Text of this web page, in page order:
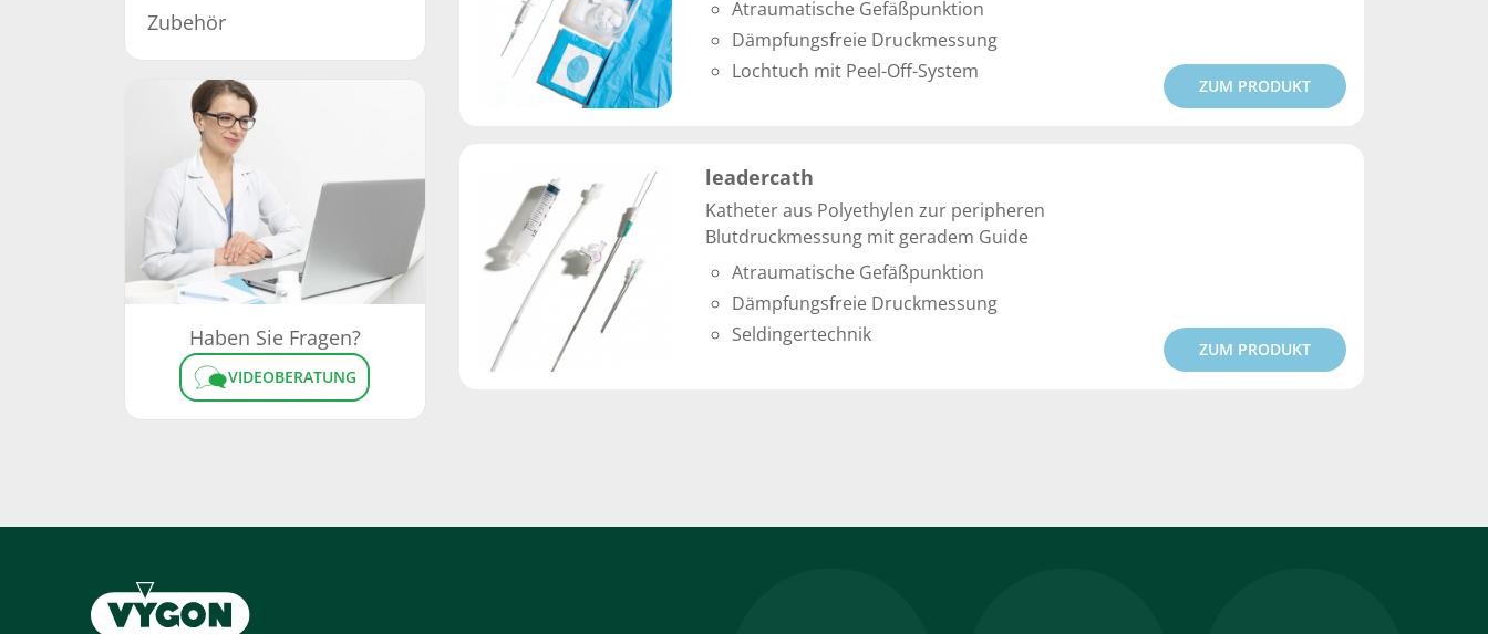
Zubehör
Haben Sie Fragen?
VIDEOBERATUNG
Atraumatische Gefäßpunktion
Dämpfungsfreie Druckmessung
Lochtuch mit Peel-Off-System
ZUM PRODUKT
leadercath
Katheter aus Polyethylen zur peripheren
Blutdruckmessung mit geradem Guide
Atraumatische Gefäßpunktion
Dämpfungsfreie Druckmessung
Seldingertechnik
ZUM PRODUKT